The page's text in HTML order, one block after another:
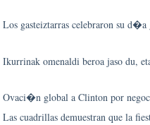
Los gasteiztarras celebraron su d�a
Ikurrinak omenaldi beroa jaso du,
Ovaci�n global a Clinton por
Las cuadrillas demuestran que la